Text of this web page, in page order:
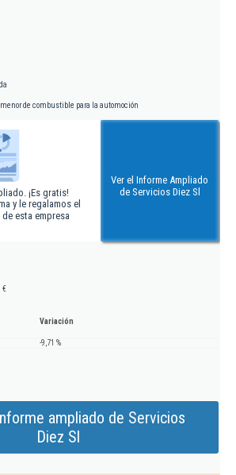
menor de combustible para la automoción
¡Es gratis!
y le regalamos el
esta empresa
Ver el Informe Ampliado
de Servicios Diez Sl
€
Variación
-9,71 %
ampliado de Servicios
Diez Sl